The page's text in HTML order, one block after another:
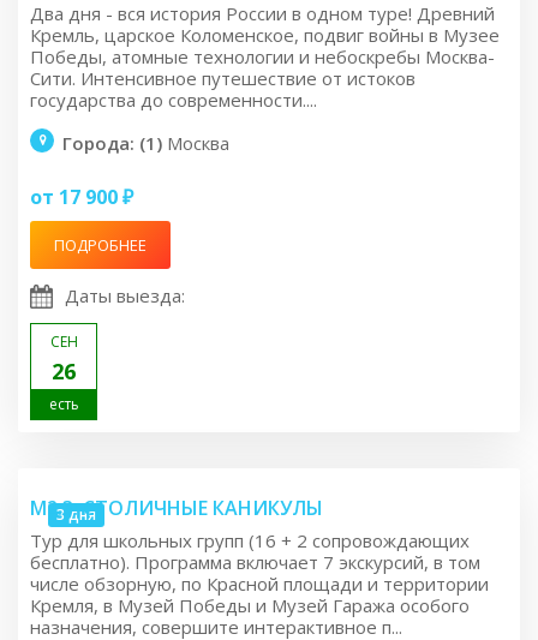
Два дня - вся история России в одном туре! Древний
Кремль, царское Коломенское, подвиг войны в Музее
Победы, атомные технологии и небоскребы Москва-
Сити. Интенсивное путешествие от истоков
государства до современности....
Города: (1) Москва
от 17 900 ₽
ПОДРОБНЕЕ
Даты выезда:
СЕН
26
есть
3 дня
M2.3: СТОЛИЧНЫЕ КАНИКУЛЫ
Тур для школьных групп (16 + 2 сопровождающих
бесплатно). Программа включает 7 экскурсий, в том
числе обзорную, по Красной площади и территории
Кремля, в Музей Победы и Музей Гаража особого
назначения, совершите интерактивное п...